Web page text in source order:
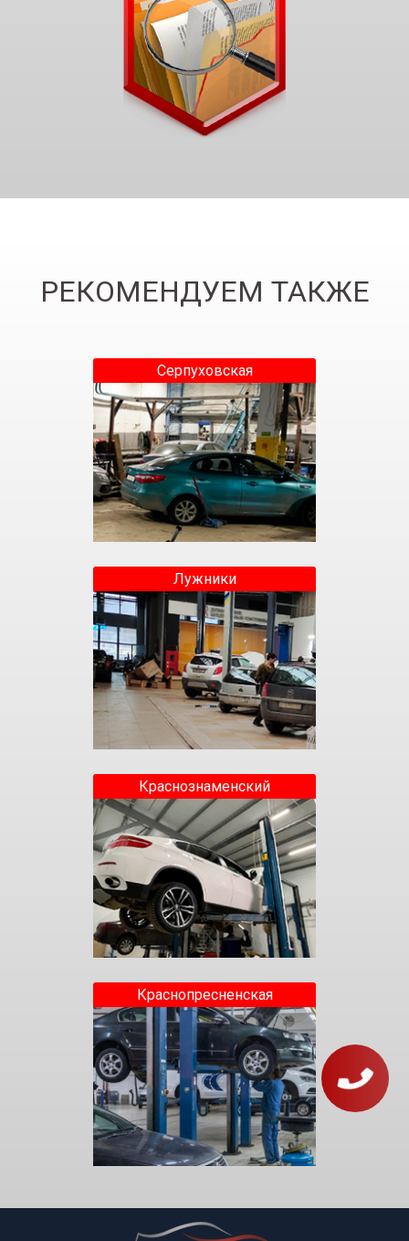
РЕКОМЕНДУЕМ ТАКЖЕ
Серпуховская
Лужники
Краснознаменский
Краснопресненская